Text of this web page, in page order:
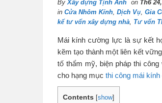
ByXây dựng Tịnh Anh on Th6
in Cửa Nhôm Kính, Dịch Vụ, Gia
kế tư vấn xây dựng nhà, Tư vấn
Mái kính cường lực là sự kết
kẽm tạo thành một liên kết
tố thẩm mỹ, biện pháp thi
cho hạng mục thi công mái
Contents [show]